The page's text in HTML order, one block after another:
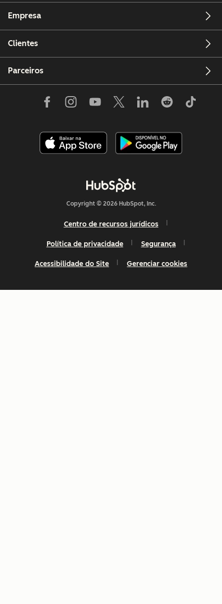
Empresa
Clientes
Parceiros
Copyright © 2026 HubSpot, Inc.
Centro de recursos jurídicos
Política de privacidade Segurança
Acessibilidade do Site Gerenciar cookies